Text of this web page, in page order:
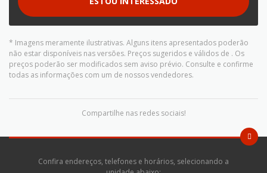
* Imagens meramente ilustrativas. Alguns itens apresentados poderão
não estar disponíveis nas versões. Preços sugeridos e válidos de . Os
preços poderão ser modificados sem aviso prévio. Consulte e confirme
todas as informações com um de nossos vendedores.
Compartilhe nas redes sociais!
Confira endereços, telefones e horários, selecionando a